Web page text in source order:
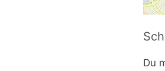
Du